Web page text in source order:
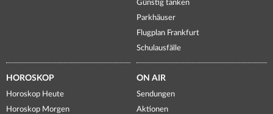
Günstig tanken
Parkhäuser
Flugplan Frankfurt
Schulausfälle
HOROSKOP
Horoskop Heute
Horoskop Morgen
ON AIR
Sendungen
Aktionen